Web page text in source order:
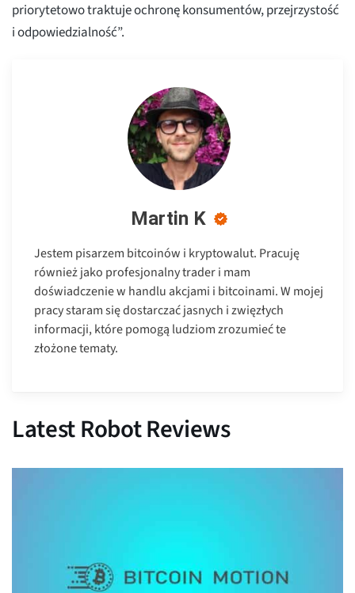
priorytetowo traktuje ochronę konsumentów, przejrzystość
i odpowiedzialność”.
Martin K
Jestem pisarzem bitcoinów i kryptowalut. Pracuję
również jako profesjonalny trader i mam
doświadczenie w handlu akcjami i bitcoinami. W mojej
pracy staram się dostarczać jasnych i zwięzłych
informacji, które pomogą ludziom zrozumieć te
złożone tematy.
Latest Robot Reviews